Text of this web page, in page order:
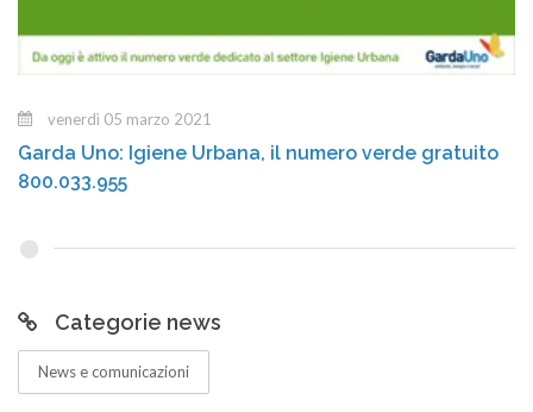
venerdì 05 marzo 2021
Garda Uno: Igiene Urbana, il numero verde gratuito
800.033.955
Categorie news
News e comunicazioni